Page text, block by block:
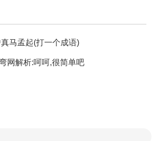
马孟起(打一个成语)
网解析:呵呵,很简单吧